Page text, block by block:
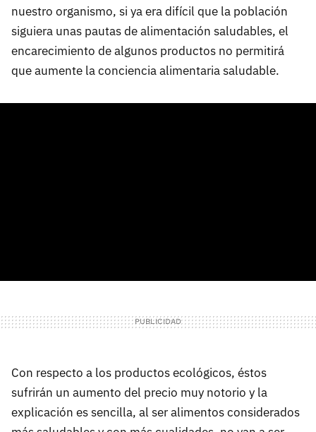
nuestro organismo, si ya era difícil que la población
siguiera unas pautas de alimentación saludables, el
encarecimiento de algunos productos no permitirá
que aumente la conciencia alimentaria saludable.
Con respecto a los productos ecológicos, éstos
sufrirán un aumento del precio muy notorio y la
explicación es sencilla, al ser alimentos considerados